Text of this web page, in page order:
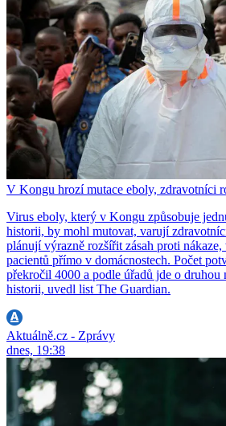
V Kongu hrozí mutace eboly, zdravotníci
Virus eboly, který v Kongu způsobuje
historii, by mohl mutovat, varují
plánují výrazně rozšířit zásah proti
pacientů přímo v domácnostech. Počet
překročil 4000 a podle úřadů jde o
historii, uvedl list The Guardian.
Aktuálně.cz - Zprávy
dnes, 19:38